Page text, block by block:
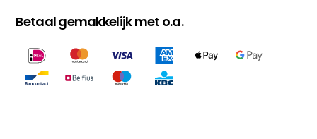
Betaal gemakkelijk met o.a.